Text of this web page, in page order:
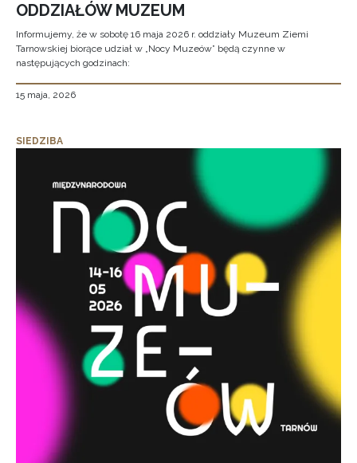
ODDZIAŁÓW MUZEUM
Informujemy, że w sobotę 16 maja 2026 r. oddziały Muzeum Ziemi
Tarnowskiej biorące udział w „Nocy Muzeów” będą czynne w
następujących godzinach:
15 maja, 2026
SIEDZIBA